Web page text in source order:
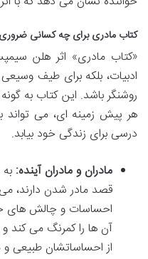
کتاب مادری برای چه کسانی
«کتاب مادری» اثر هلن
ادبیات، بلکه برای طیف
روشنگر باشد. این کتاب به
هر پیش زمینه ای، می تواند با
درسی برای زندگی خود بیابد.
مادران و مادران آینده:
قصد مادر شدن دارند، می
احساسات و چالش های
آن ها را کمرنگ می کند
از احساساتشان طبیعی